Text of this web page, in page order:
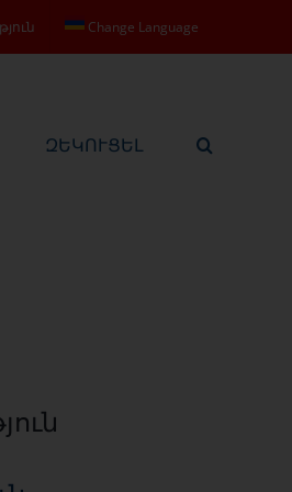
Change Language
ԶԵԿՈՒՑԵԼ
geschlossen. Seine Funktionalität ist